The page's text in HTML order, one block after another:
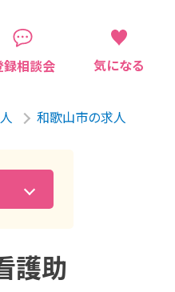
録相談会 気になる
和歌山市の求人
護助